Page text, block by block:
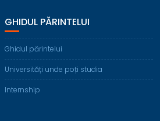
GHIDUL PĂRINTELUI
Ghidul părintelui
Universități unde poți studia
Internship